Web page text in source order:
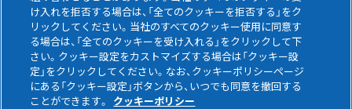
布基礎・水切金具
け入れを拒否する場合は、「全てのクッキーを拒否する」をク
リックしてください。当社のすべてのクッキー使用に同意す
る場合は、「全てのクッキーを受け入れる」をクリックして下
さい。クッキー設定をカストマイズする場合は「クッキー設
定」をクリックしてください。なお、クッキーポリシーページ
にある「クッキー設定」ボタンから、いつでも同意を撤回する
ことができます。 クッキーポリシー